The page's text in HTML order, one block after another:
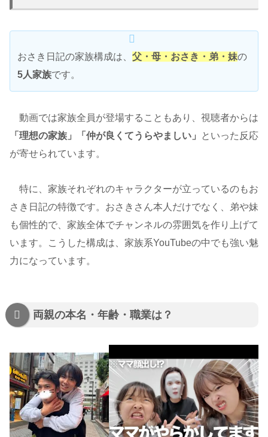
おさき日記の家族構成は、 父・母・おさき・弟・妹の
5人家族です。
動画では家族全員が登場することもあり、視聴者からは
「理想の家族」「仲が良くてうらやましい」
といった反応
が寄せられています。
特に、家族それぞれのキャラクターが立っているのもお
さき日記の特徴です。おさきさん本人だけでなく、弟や妹
も個性的で、家族全体でチャンネルの雰囲気を作り上げて
います。こうした構成は、家族系YouTubeの中でも強い魅
力になっています。
両親の本名・年齢・職業は？